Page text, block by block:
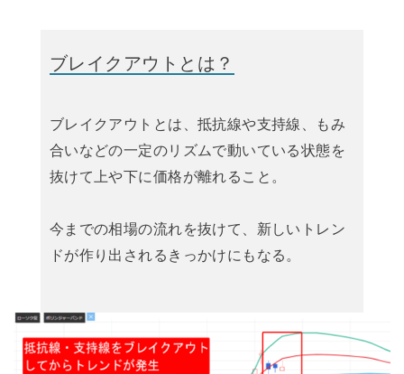
ブレイクアウトとは？
ブレイクアウトとは、抵抗線や支持線、もみ
合いなどの一定のリズムで動いている状態を
抜けて上や下に価格が離れること。
今までの相場の流れを抜けて、新しいトレン
ドが作り出されるきっかけにもなる。